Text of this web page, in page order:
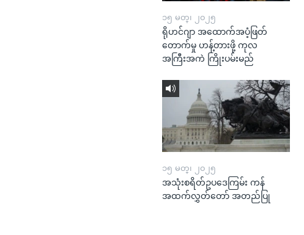
၁၅ မတ္၊ ၂၀၂၅
ရိုဟင်ဂျာ အထောက်အပံ့ဖြတ်
တောက်မှု ဟန့်တားဖို့ ကုလ
အကြီးအကဲ ကြိုးပမ်းမည်
၁၅ မတ္၊ ၂၀၂၅
အသုံးစရိတ်ဥပဒေကြမ်း ကန်
အထက်လွှတ်တော် အတည်ပြု